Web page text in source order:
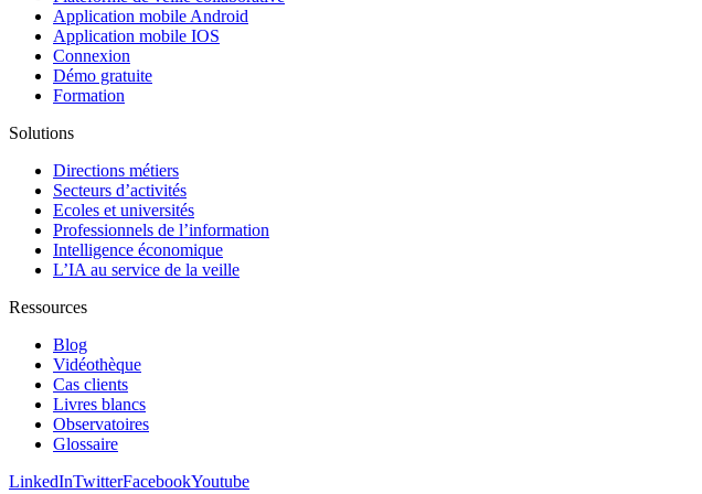
Application mobile Android
Application mobile IOS
Connexion
Démo gratuite
Formation
Solutions
Directions métiers
Secteurs d’activités
Ecoles et universités
Professionnels de l’information
Intelligence économique
L’IA au service de la veille
Ressources
Blog
Vidéothèque
Cas clients
Livres blancs
Observatoires
Glossaire
LinkedInTwitterFacebookYoutube